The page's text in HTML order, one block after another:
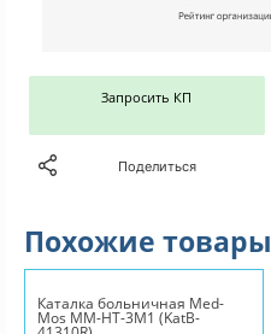
Запросить КП
Поделиться
Похожие товары
Каталка больничная Med-
Mos ММ-НТ-3М1 (KatB-